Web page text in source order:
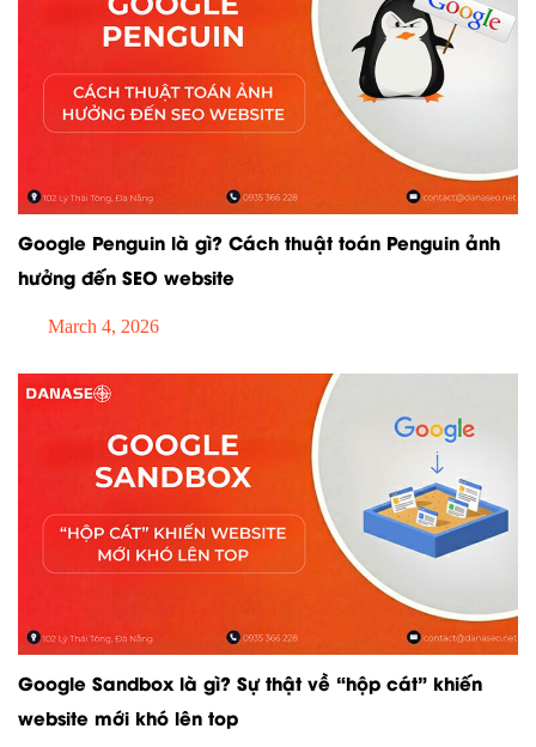
Google Penguin là gì? Cách thuật toán Penguin ảnh
hưởng đến SEO website
March 4, 2026
Google Sandbox là gì? Sự thật về “hộp cát” khiến
website mới khó lên top